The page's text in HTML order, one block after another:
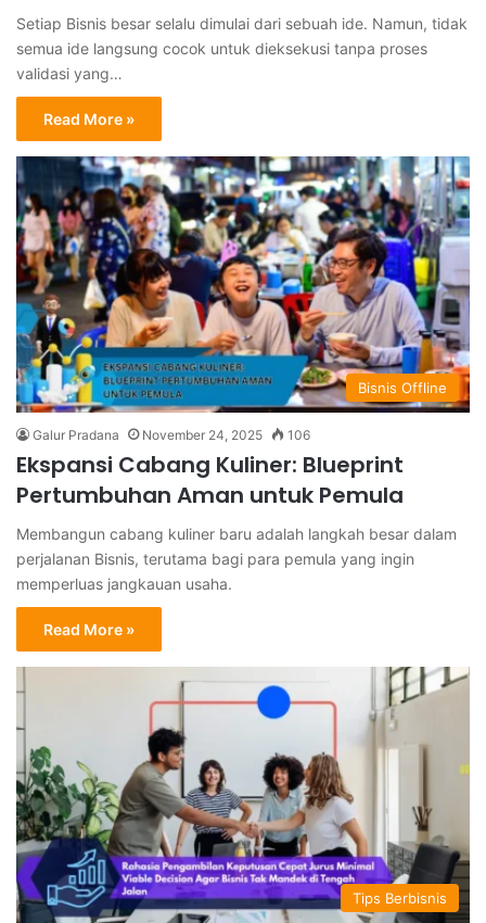
Setiap Bisnis besar selalu dimulai dari sebuah ide. Namun, tidak
semua ide langsung cocok untuk dieksekusi tanpa proses
validasi yang…
Read More »
Bisnis Offline
Galur Pradana November 24, 2025 106
Ekspansi Cabang Kuliner: Blueprint
Pertumbuhan Aman untuk Pemula
Membangun cabang kuliner baru adalah langkah besar dalam
perjalanan Bisnis, terutama bagi para pemula yang ingin
memperluas jangkauan usaha.
Read More »
Tips Berbisnis